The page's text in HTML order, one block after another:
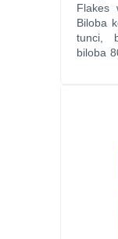
Flakes
Biloba
tunci,
biloba